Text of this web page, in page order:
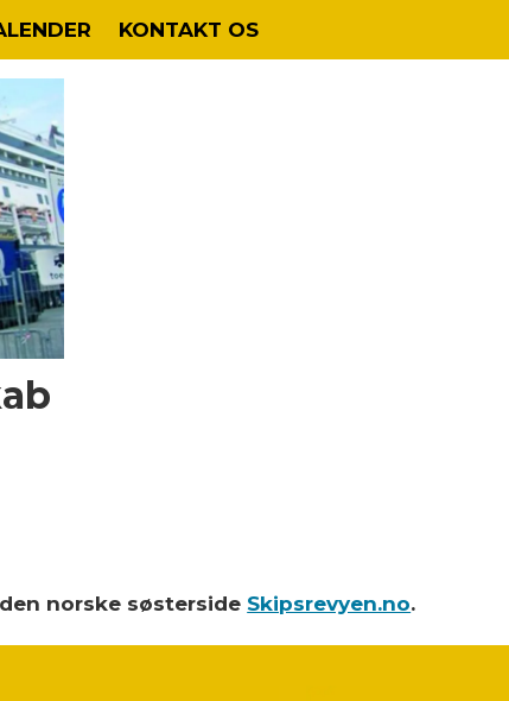
KONTAKT OS
norske søsterside Skipsrevyen.no.